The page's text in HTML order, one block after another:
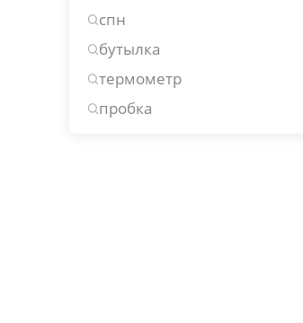
спн
бутылка
термометр
пробка